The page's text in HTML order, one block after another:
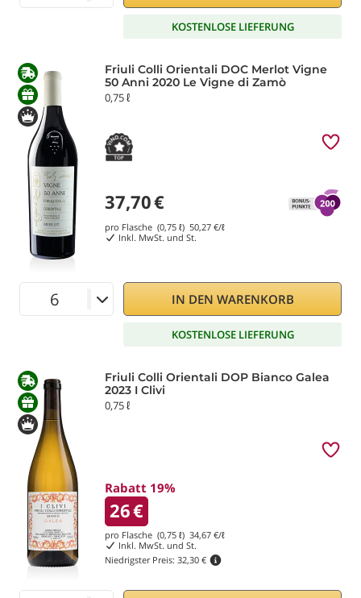
KOSTENLOSE LIEFERUNG
Friuli Colli Orientali DOC Merlot Vigne
50 Anni 2020 Le Vigne di Zamò
0,75 ℓ
37,70€
pro Flasche (0,75 ℓ) 50,27 €/ℓ
Inkl. MwSt. und St.
IN DEN WARENKORB
KOSTENLOSE LIEFERUNG
Friuli Colli Orientali DOP Bianco Galea
2023 I Clivi
0,75 ℓ
Rabatt 19%
26€
pro Flasche (0,75 ℓ) 34,67 €/ℓ
Inkl. MwSt. und St.
Niedrigster Preis: 32,30 €